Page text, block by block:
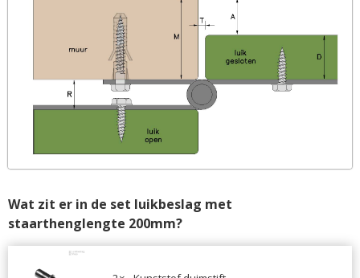
Wat zit er in de set luikbeslag met
staarthenglengte 200mm?